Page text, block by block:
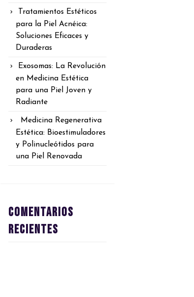
Tratamientos Estéticos
para la Piel Acnéica:
Soluciones Eficaces y
Duraderas
Exosomas: La Revolución
en Medicina Estética
para una Piel Joven y
Radiante
Medicina Regenerativa
Estética: Bioestimuladores
y Polinucleótidos para
una Piel Renovada
Comentarios
recientes